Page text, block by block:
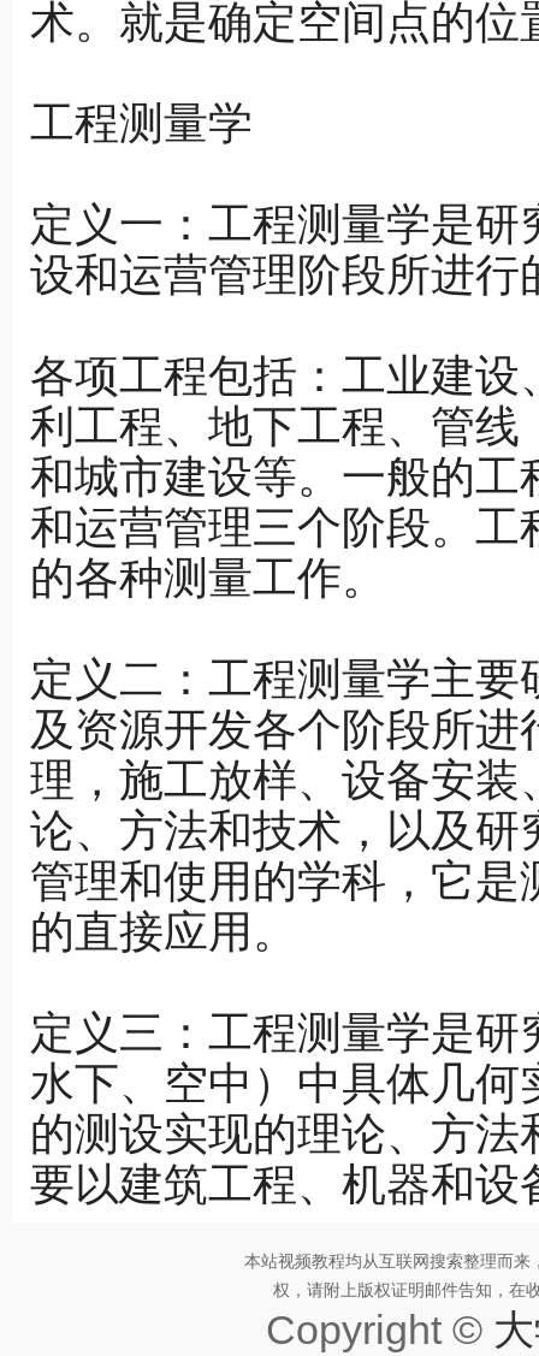
术。就是确定空间点的位
工程测量学
定义一：工程测量学是
设和运营管理阶段所进
各项工程包括：工业建
利工程、地下工程、管
和城市建设等。一般的
和运营管理三个阶段。
的各种测量工作。
定义二：工程测量学主
及资源开发各个阶段所
理，施工放样、设备安
论、方法和技术，以及
管理和使用的学科，它
的直接应用。
定义三：工程测量学是
水下、空中）中具体几
的测设实现的理论、方
要以建筑工程、机器和设
本站视频教程均从互联网搜索整理而
权，请附上版权证明邮件告知，在
Copyright ©